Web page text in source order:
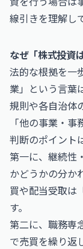
線引きを理解し
なぜ「株式投資
法的な根拠を一
業」という言葉
規則や各自治体
「他の事業・
判断のポイント
第一に、継続性
かどうかの分か
買や配当受取は
す。
第二に、職務専
で売買を繰り返